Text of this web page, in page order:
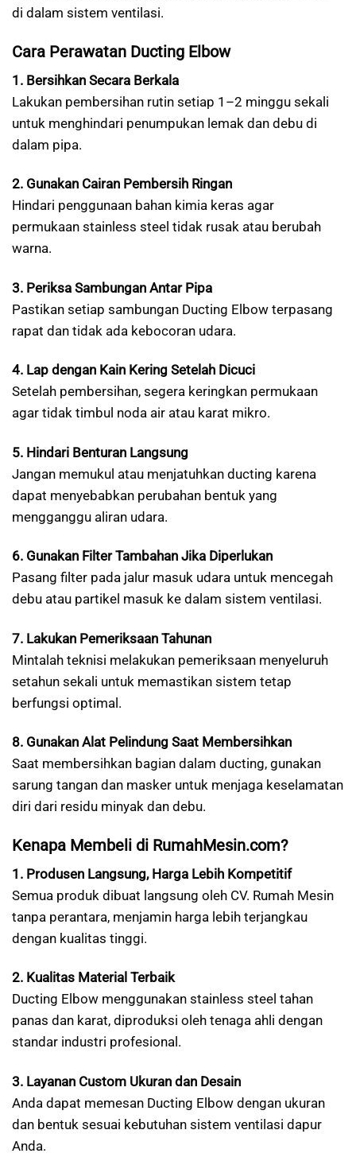
di dalam sistem ventilasi.
Cara Perawatan Ducting Elbow
1. Bersihkan Secara Berkala
Lakukan pembersihan rutin setiap 1–2 minggu sekali
untuk menghindari penumpukan lemak dan debu di
dalam pipa.
2. Gunakan Cairan Pembersih Ringan
Hindari penggunaan bahan kimia keras agar
permukaan stainless steel tidak rusak atau berubah
warna.
3. Periksa Sambungan Antar Pipa
Pastikan setiap sambungan Ducting Elbow terpasang
rapat dan tidak ada kebocoran udara.
4. Lap dengan Kain Kering Setelah Dicuci
Setelah pembersihan, segera keringkan permukaan
agar tidak timbul noda air atau karat mikro.
5. Hindari Benturan Langsung
Jangan memukul atau menjatuhkan ducting karena
dapat menyebabkan perubahan bentuk yang
mengganggu aliran udara.
6. Gunakan Filter Tambahan Jika Diperlukan
Pasang filter pada jalur masuk udara untuk mencegah
debu atau partikel masuk ke dalam sistem ventilasi.
7. Lakukan Pemeriksaan Tahunan
Mintalah teknisi melakukan pemeriksaan menyeluruh
setahun sekali untuk memastikan sistem tetap
berfungsi optimal.
8. Gunakan Alat Pelindung Saat Membersihkan
Saat membersihkan bagian dalam ducting, gunakan
sarung tangan dan masker untuk menjaga keselamatan
diri dari residu minyak dan debu.
Kenapa Membeli di RumahMesin.com?
1. Produsen Langsung, Harga Lebih Kompetitif
Semua produk dibuat langsung oleh CV. Rumah Mesin
tanpa perantara, menjamin harga lebih terjangkau
dengan kualitas tinggi.
2. Kualitas Material Terbaik
Ducting Elbow menggunakan stainless steel tahan
panas dan karat, diproduksi oleh tenaga ahli dengan
standar industri profesional.
3. Layanan Custom Ukuran dan Desain
Anda dapat memesan Ducting Elbow dengan ukuran
dan bentuk sesuai kebutuhan sistem ventilasi dapur
Anda.